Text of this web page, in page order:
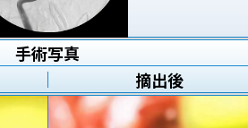
手術写真
摘出後